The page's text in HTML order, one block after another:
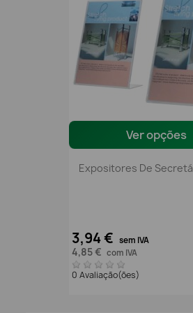
Ver opções
Expositores De
3,94 € sem IVA
4,85 € com IVA
0 Avaliação(ões)